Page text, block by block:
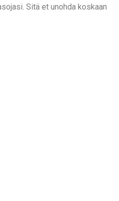
Sitä et unohda koskaan